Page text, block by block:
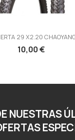
29 X2.20
10,00 €
NUESTRAS